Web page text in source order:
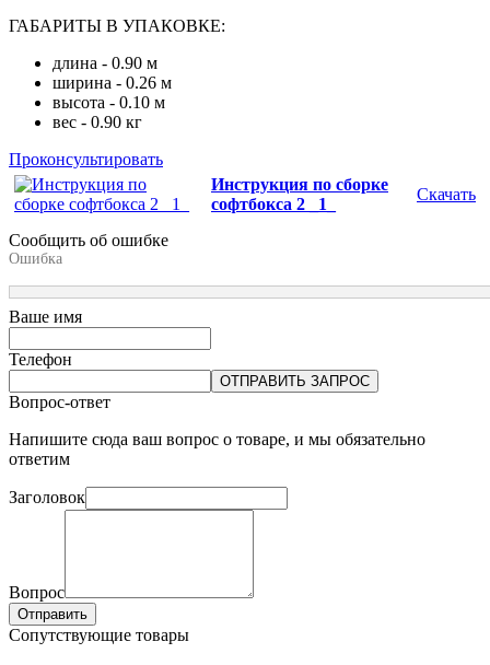
ГАБАРИТЫ В УПАКОВКЕ:
длина - 0.90 м
ширина - 0.26 м
высота - 0.10 м
вес - 0.90 кг
Проконсультировать
Инструкция по сборке
софтбокса 2 _1_
Скачать
Сообщить об ошибке
Ошибка
Ваше имя
Телефон
ОТПРАВИТЬ ЗАПРОС
Вопрос-ответ
Напишите сюда ваш вопрос о товаре, и мы обязательно
ответим
Заголовок
Вопрос
Отправить
Сопутствующие товары